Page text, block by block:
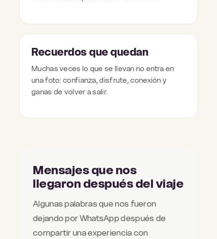
Recuerdos que quedan
Muchas veces lo que se llevan no entra en
una foto: confianza, disfrute, conexión y
ganas de volver a salir.
Mensajes que nos
llegaron después del viaje
Algunas palabras que nos fueron
dejando por WhatsApp después de
compartir una experiencia con